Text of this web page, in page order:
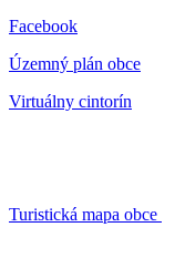
Facebook
Územný plán obce
Virtuálny cintorín
Turistická mapa obce